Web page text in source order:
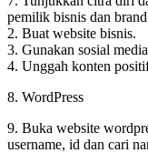
pemilik bisnis dan
2. Buat website bisnis.
3. Gunakan sosial
4. Unggah konten
8. WordPress
9. Buka website
username, id dan cari